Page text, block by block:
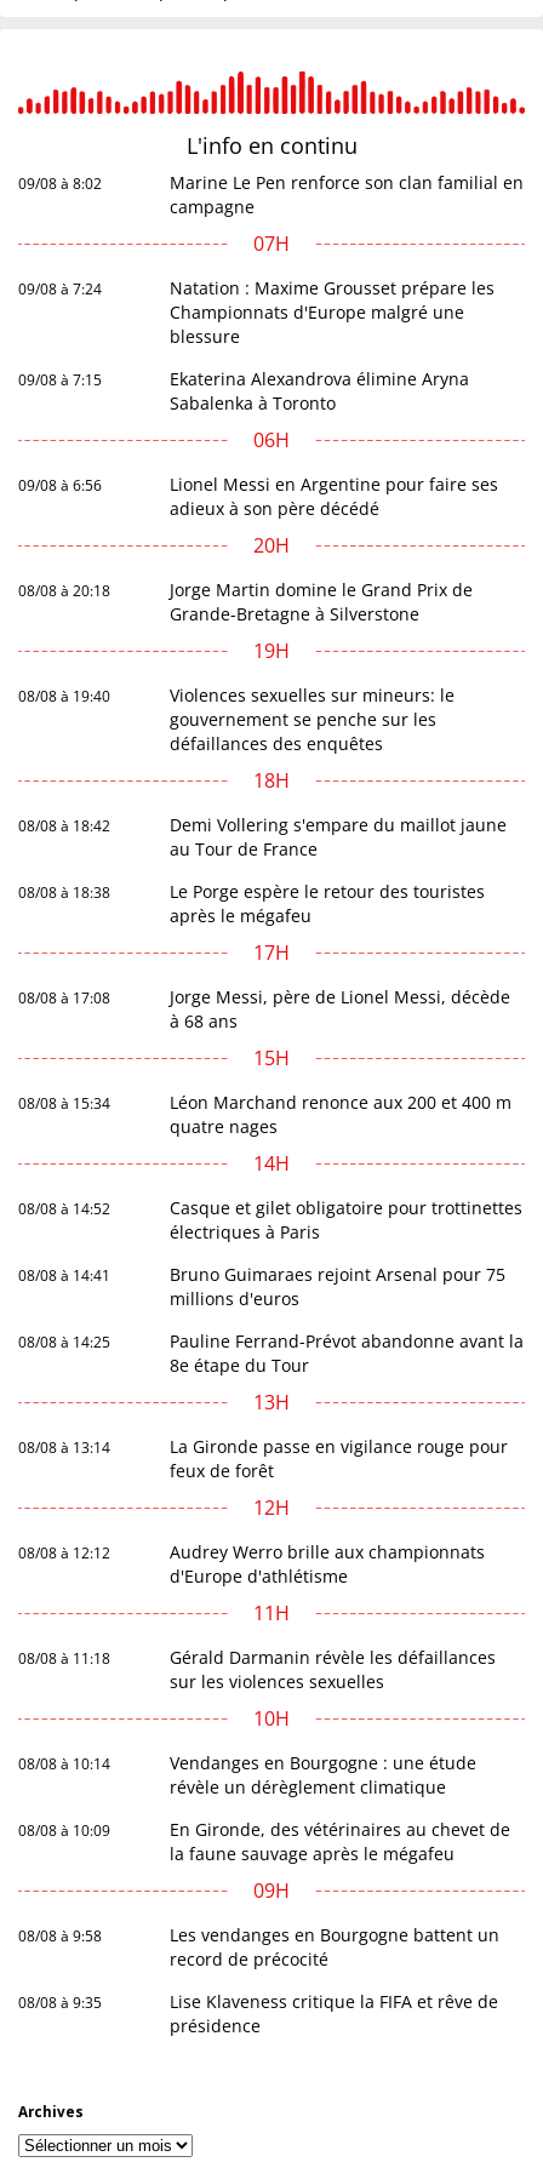
L'info en continu
09/08 à 8:02
Marine Le Pen renforce son clan familial en
campagne
07H
09/08 à 7:24
Natation : Maxime Grousset prépare les
Championnats d'Europe malgré une
blessure
09/08 à 7:15
Ekaterina Alexandrova élimine Aryna
Sabalenka à Toronto
06H
09/08 à 6:56
Lionel Messi en Argentine pour faire ses
adieux à son père décédé
20H
08/08 à 20:18
Jorge Martin domine le Grand Prix de
Grande-Bretagne à Silverstone
19H
08/08 à 19:40
Violences sexuelles sur mineurs: le
gouvernement se penche sur les
défaillances des enquêtes
18H
08/08 à 18:42
Demi Vollering s'empare du maillot jaune
au Tour de France
08/08 à 18:38
Le Porge espère le retour des touristes
après le mégafeu
17H
08/08 à 17:08
Jorge Messi, père de Lionel Messi, décède
à 68 ans
15H
08/08 à 15:34
Léon Marchand renonce aux 200 et 400 m
quatre nages
14H
08/08 à 14:52
Casque et gilet obligatoire pour trottinettes
électriques à Paris
08/08 à 14:41
Bruno Guimaraes rejoint Arsenal pour 75
millions d'euros
08/08 à 14:25
Pauline Ferrand-Prévot abandonne avant la
8e étape du Tour
13H
08/08 à 13:14
La Gironde passe en vigilance rouge pour
feux de forêt
12H
08/08 à 12:12
Audrey Werro brille aux championnats
d'Europe d'athlétisme
11H
08/08 à 11:18
Gérald Darmanin révèle les défaillances
sur les violences sexuelles
10H
08/08 à 10:14
Vendanges en Bourgogne : une étude
révèle un dérèglement climatique
08/08 à 10:09
En Gironde, des vétérinaires au chevet de
la faune sauvage après le mégafeu
09H
08/08 à 9:58
Les vendanges en Bourgogne battent un
record de précocité
08/08 à 9:35
Lise Klaveness critique la FIFA et rêve de
présidence
Archives
Archives